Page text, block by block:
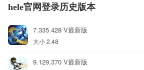
hele官网登录历史版本
7.335.428 V最新版
大小 2.48
9.129.370 V最新版